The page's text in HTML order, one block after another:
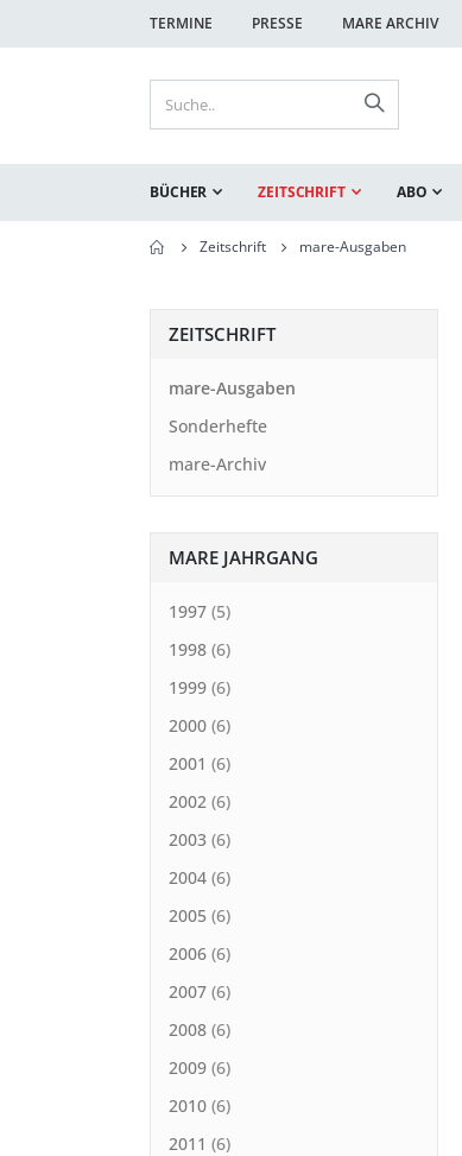
TERMINE PRESSE MARE ARCHIV
BÜCHER ZEITSCHRIFT ABO
Zeitschrift mare-Ausgaben
ZEITSCHRIFT
mare-Ausgaben
Sonderhefte
mare-Archiv
MARE JAHRGANG
1997 5
1998 6
1999 6
2000 6
2001 6
2002 6
2003 6
2004 6
2005 6
2006 6
2007 6
2008 6
2009 6
2010 6
2011 6